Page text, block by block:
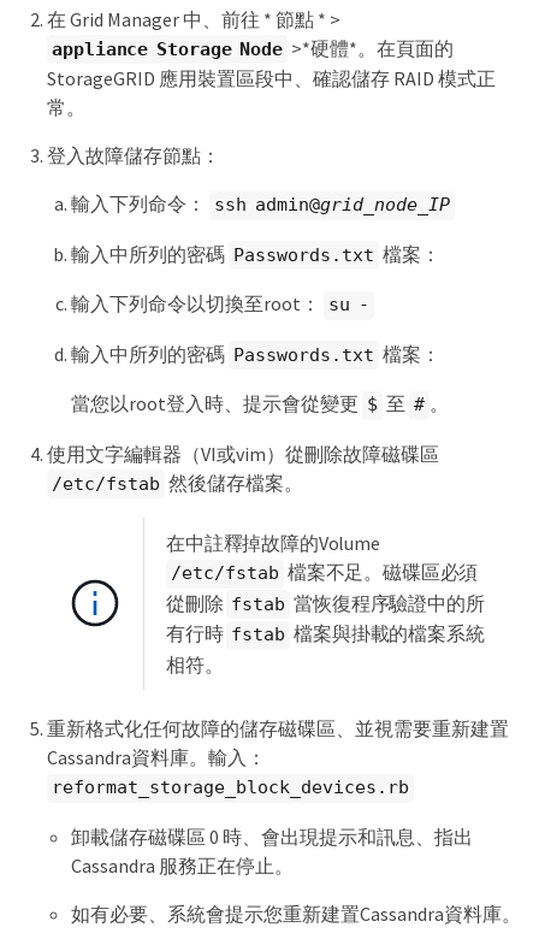
在 Grid Manager 中、前往 * 節點 * >
appliance Storage Node >*硬體*。在頁面的
StorageGRID 應用裝置區段中、確認儲存 RAID 模式正
常。
登入故障儲存節點：
輸入下列命令：
ssh admin@grid_node_IP
輸入中所列的密碼 Passwords.txt 檔案：
輸入下列命令以切換至root： su -
輸入中所列的密碼 Passwords.txt 檔案：
當您以root登入時、提示會從變更 $ 至 # 。
使用文字編輯器（VI或vim）從刪除故障磁碟區
/etc/fstab 然後儲存檔案。
在中註釋掉故障的Volume
/etc/fstab 檔案不足。磁碟區必須
從刪除 fstab 當恢復程序驗證中的所
有行時 fstab 檔案與掛載的檔案系統
相符。
重新格式化任何故障的儲存磁碟區、並視需要重新建置
Cassandra資料庫。輸入：
reformat_storage_block_devices.rb
卸載儲存磁碟區 0 時、會出現提示和訊息、指出
Cassandra 服務正在停止。
如有必要、系統會提示您重新建置Cassandra資料庫。